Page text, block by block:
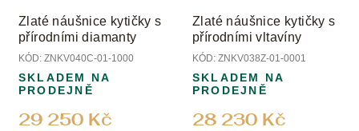
Zlaté náušnice kytičky s
přírodními diamanty
KÓD: ZNKV040C-01-1000
29 250 Kč
SKLADEM NA
PRODEJNĚ
Zlaté náušnice kytičky s
přírodními vltavíny
KÓD: ZNKV038Z-01-0001
28 230 Kč
SKLADEM NA
PRODEJNĚ